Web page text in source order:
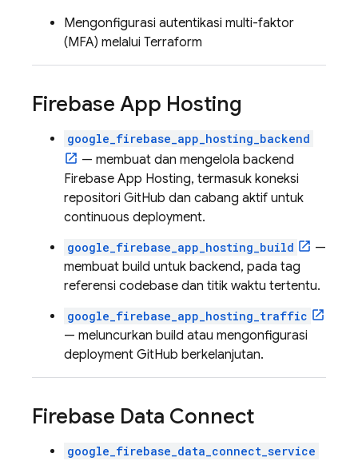
Mengonfigurasi autentikasi multi-faktor
(MFA) melalui Terraform
Firebase App Hosting
google_firebase_app_hosting_backend
— membuat dan mengelola backend
Firebase App Hosting, termasuk koneksi
repositori GitHub dan cabang aktif untuk
continuous deployment.
google_firebase_app_hosting_build
—
membuat build untuk backend, pada tag
referensi codebase dan titik waktu tertentu.
google_firebase_app_hosting_traffic
— meluncurkan build atau mengonfigurasi
deployment GitHub berkelanjutan.
Firebase Data Connect
google_firebase_data_connect_service